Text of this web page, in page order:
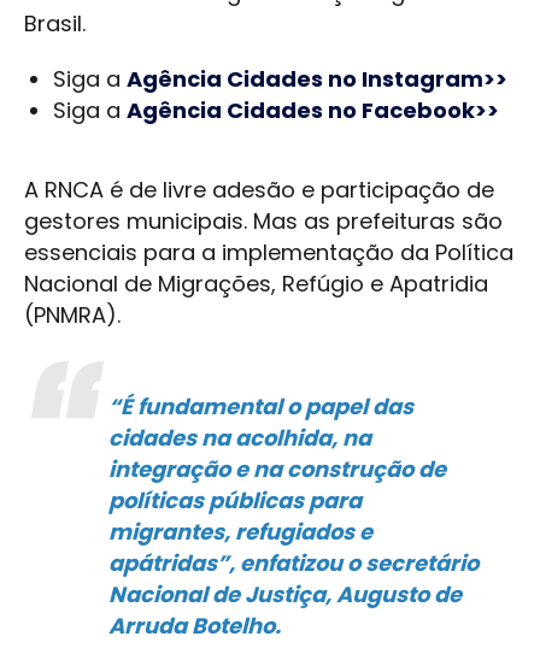
Brasil.
Siga a Agência Cidades no Instagram>>
Siga a Agência Cidades no Facebook>>
A RNCA é de livre adesão e participação de
gestores municipais. Mas as prefeituras são
essenciais para a implementação da Política
Nacional de Migrações, Refúgio e Apatridia
(PNMRA).
“É fundamental o papel das
cidades na acolhida, na
integração e na construção de
políticas públicas para
migrantes, refugiados e
apátridas”, enfatizou o secretário
Nacional de Justiça, Augusto de
Arruda Botelho.